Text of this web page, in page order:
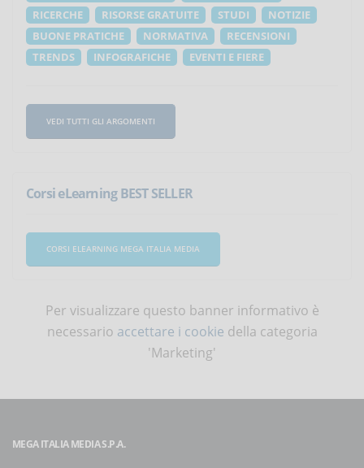
RICERCHE
RISORSE GRATUITE STUDI
NOTIZIE
BUONE PRATICHE
NORMATIVA
RECENSIONI
TRENDS
INFOGRAFICHE EVENTI E FIERE
VEDI TUTTI GLI ARGOMENTI
Corsi eLearning BEST SELLER
CORSI ELEARNING MEGA ITALIA MEDIA
Per visualizzare questo banner informativo è
necessario accettare i cookie della categoria
'Marketing'
MEGA ITALIA MEDIA S.P.A.